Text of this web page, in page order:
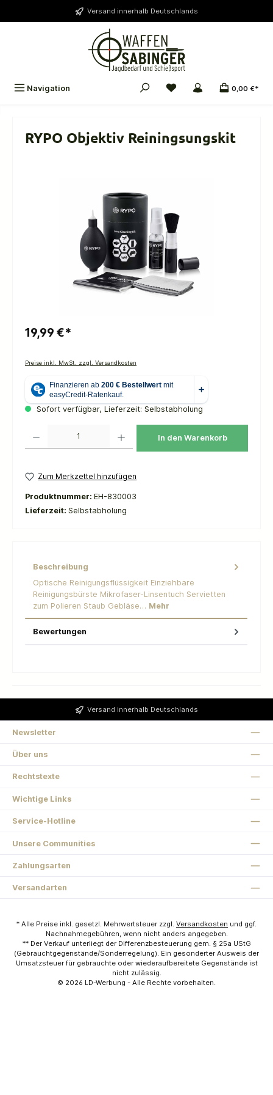
Versand innerhalb Deutschlands
Navigation 0,00 €*
RYPO Objektiv Reiningsungskit
19,99 €*
Preise inkl. MwSt. zzgl. Versandkosten
Sofort verfügbar, Lieferzeit: Selbstabholung
In den Warenkorb
Zum Merkzettel hinzufügen
Produktnummer: EH-830003
Lieferzeit: Selbstabholung
Beschreibung
Optische Reinigungsflüssigkeit Einziehbare
Reinigungsbürste Mikrofaser-Linsentuch Servietten
zum Polieren Staub Gebläse… Mehr
Bewertungen
Versand innerhalb Deutschlands
Newsletter
Über uns
Rechtstexte
Wichtige Links
Service-Hotline
Unsere Communities
Zahlungsarten
Versandarten
* Alle Preise inkl. gesetzl. Mehrwertsteuer zzgl. Versandkosten und ggf.
Nachnahmegebühren, wenn nicht anders angegeben.
** Der Verkauf unterliegt der Differenzbesteuerung gem. § 25a UStG
(Gebrauchtgegenstände/Sonderregelung). Ein gesonderter Ausweis der
Umsatzsteuer für gebrauchte oder wiederaufbereitete Gegenstände ist
nicht zulässig.
© 2026 LD-Werbung - Alle Rechte vorbehalten.